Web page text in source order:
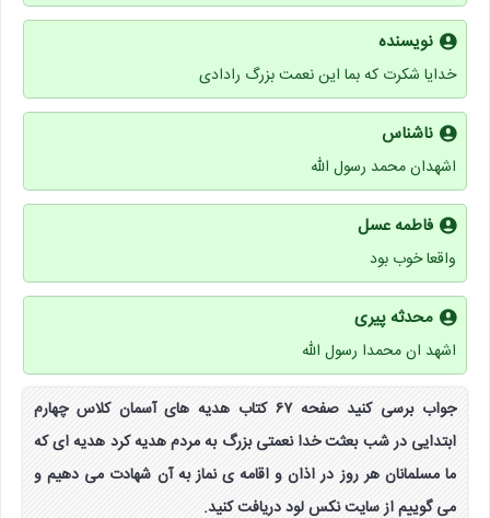
نویسنده
خدایا شکرت که بما این نعمت بزرگ رادادی
ناشناس
اشهدان محمد رسول الله
فاطمه عسل
واقعا خوب بود
محدثه پیری
اشهد ان محمدا رسول الله
جواب برسی کنید صفحه ۶۷ کتاب هدیه های آسمان کلاس چهارم
ابتدایی در شب بعثت خدا نعمتی بزرگ به مردم هدیه کرد هدیه ای که
ما مسلمانان هر روز در اذان و اقامه ی نماز به آن شهادت می دهیم و
می گوییم از سایت نکس لود دریافت کنید.